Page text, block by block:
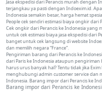
Jasa ekspedisi dari Perancis murah dengan
terjangkau ya pasti dengan Indoexim.id.
Indonesia semakin besar, harga hemat
People cek sendiri estimasi biaya ongkir
Cek ongkir dari Perancis ke Indonesia yang
untuk cek estimasi biaya jasa ekspedisi dari
banget untuk cek langsung di website
dan memilih negara “France”.
Pengiriman barang dari Perancis ke
dari Paris ke Indonesia ataupun
harus urus banyak hal? Tentu tidak jika
menghubungi admin customer service dan
Indonesia. Barang impor dari Perancis ke
Barang impor dari Perancis ke